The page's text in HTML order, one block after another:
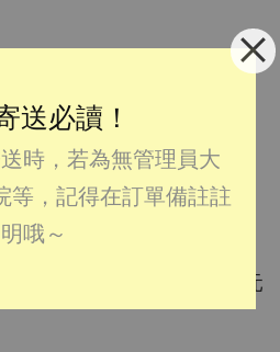
送必讀！
時，若為無管理員大
等，記得在訂單備註註
明哦～
Pin it LINE
彈力冰絲五分褲-黑色
🔷一般會員代購價：680元